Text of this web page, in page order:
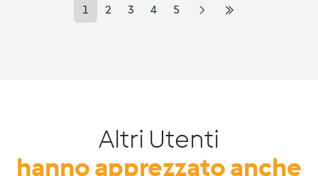
1 2 3 4 5
Altri Utenti
hanno apprezzato anche